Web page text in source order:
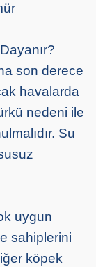
son derece
havalarda
nedeni ile
Su
uygun
sahiplerini
köpek